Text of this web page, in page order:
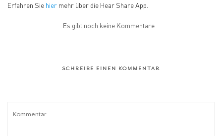
Erfahren Sie hier mehr über die Hear Share App.
Es gibt noch keine Kommentare
SCHREIBE EINEN KOMMENTAR